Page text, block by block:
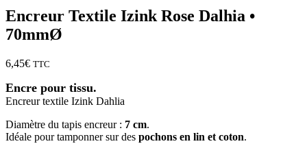
Encreur Textile Izink Rose Dalhia •
70mmØ
6,45€ TTC
Encre pour tissu.
Encreur textile Izink Dahlia
Diamètre du tapis encreur : 7 cm.
Idéale pour tamponner sur des pochons en lin et coton.